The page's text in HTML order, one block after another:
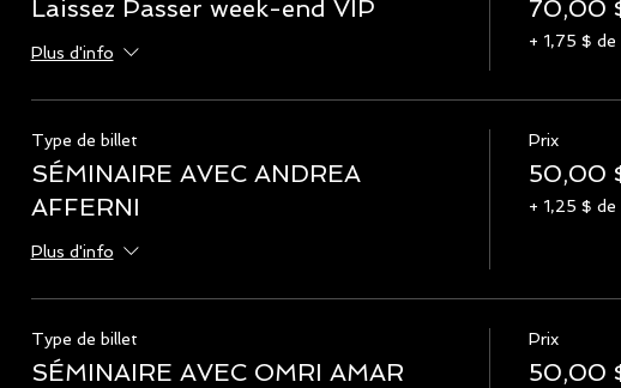
Laissez Passer week-end VIP
Plus d'info
70,00
+ 1,75 $
Type de billet
SÉMINAIRE AVEC ANDREA
AFFERNI
Plus d'info
Prix
50,00
+ 1,25 $
Type de billet
SÉMINAIRE AVEC OMRI AMAR
Prix
50,00